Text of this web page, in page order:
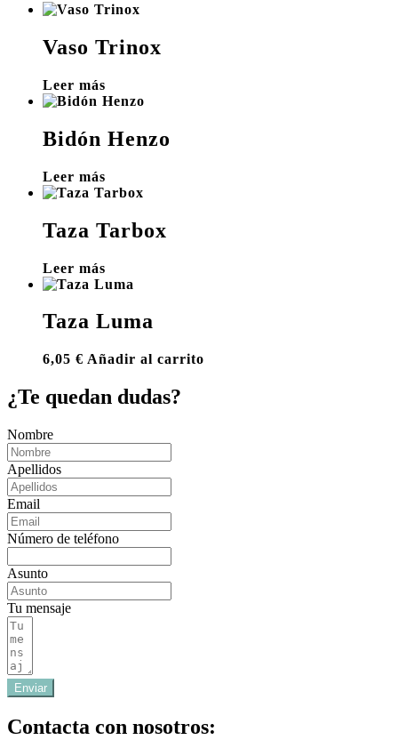
Vaso Trinox
Leer más
Bidón Henzo
Leer más
Taza Tarbox
Leer más
Taza Luma
6,05 € Añadir al carrito
¿Te quedan dudas?
Nombre
Apellidos
Email
Número de teléfono
Asunto
Tu mensaje
Enviar
Contacta con nosotros: